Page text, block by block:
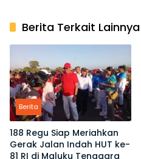
Berita Terkait Lainnya
Berita
188 Regu Siap Meriahkan
Gerak Jalan Indah HUT ke-
81 RI di Maluku Tenggara